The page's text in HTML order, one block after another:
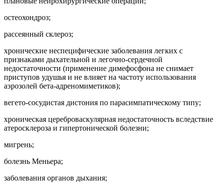
остеохондроз;
рассеянный склероз;
хронические неспецифические заболевания легких с
признаками дыхательной и легочно-сердечной
недостаточности (применение димефосфона не снимает
приступов удушья и не влияет на частоту использования
аэрозолей бета-адреномиметиков);
вегето-сосудистая дистония по парасимпатическому типу;
хроническая цереброваскулярная недостаточность вследствие
атеросклероза и гипертонической болезни;
мигрень;
болезнь Меньера;
заболевания органов дыхания;